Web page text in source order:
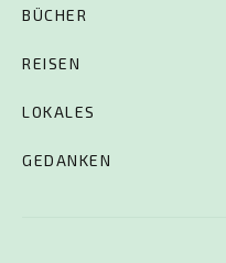
BÜCHER
REISEN
LOKALES
GEDANKEN